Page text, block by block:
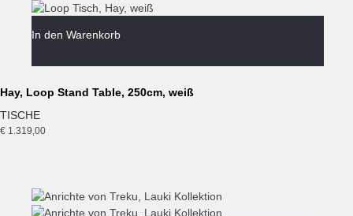
In den Warenkorb
Hay, Loop Stand Table, 250cm, weiß
TISCHE
€ 1.319,00